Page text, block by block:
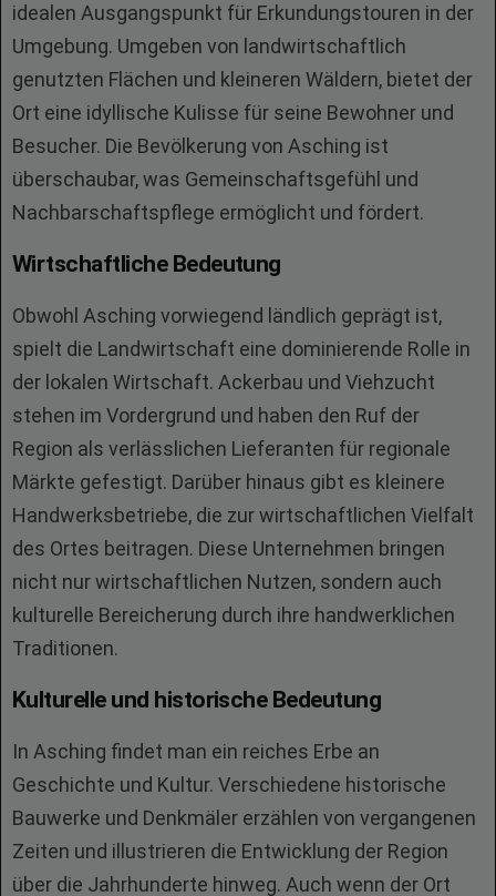
idealen Ausgangspunkt für Erkundungstouren in der
Umgebung. Umgeben von landwirtschaftlich
genutzten Flächen und kleineren Wäldern, bietet der
Ort eine idyllische Kulisse für seine Bewohner und
Besucher. Die Bevölkerung von Asching ist
überschaubar, was Gemeinschaftsgefühl und
Nachbarschaftspflege ermöglicht und fördert.
Wirtschaftliche Bedeutung
Obwohl Asching vorwiegend ländlich geprägt ist,
spielt die Landwirtschaft eine dominierende Rolle in
der lokalen Wirtschaft. Ackerbau und Viehzucht
stehen im Vordergrund und haben den Ruf der
Region als verlässlichen Lieferanten für regionale
Märkte gefestigt. Darüber hinaus gibt es kleinere
Handwerksbetriebe, die zur wirtschaftlichen Vielfalt
des Ortes beitragen. Diese Unternehmen bringen
nicht nur wirtschaftlichen Nutzen, sondern auch
kulturelle Bereicherung durch ihre handwerklichen
Traditionen.
Kulturelle und historische Bedeutung
In Asching findet man ein reiches Erbe an
Geschichte und Kultur. Verschiedene historische
Bauwerke und Denkmäler erzählen von vergangenen
Zeiten und illustrieren die Entwicklung der Region
über die Jahrhunderte hinweg. Auch wenn der Ort